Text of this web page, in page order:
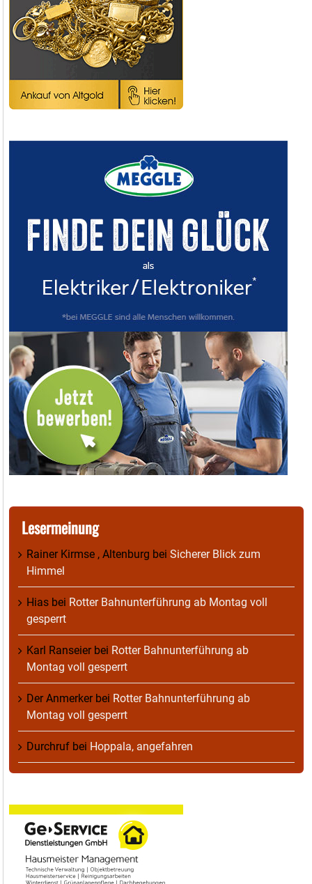
Lesermeinung
Rainer Kirmse , Altenburg bei Sicherer Blick zum
Himmel
Hias bei Rotter Bahnunterführung ab Montag voll
gesperrt
Karl Ranseierbei Rotter Bahnunterführung ab
Montag voll gesperrt
Der Anmerkerbei Rotter Bahnunterführung ab
Montag voll gesperrt
Durchruf bei Hoppala, angefahren